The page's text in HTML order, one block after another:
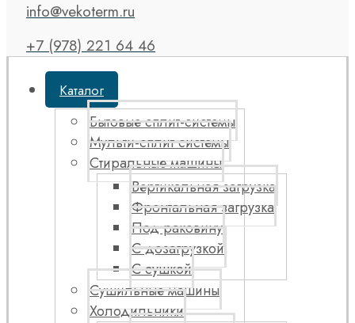
info@vekoterm.ru
+7 (978) 221 64 46
Каталог
Бытовые сплит-системы
Мульти-сплит системы
Стиральные машины
Вертикальная загрузка
Фронтальная загрузка
Под раковину
С дозагрузкой
С сушкой
Сушильные машины
Холодильники